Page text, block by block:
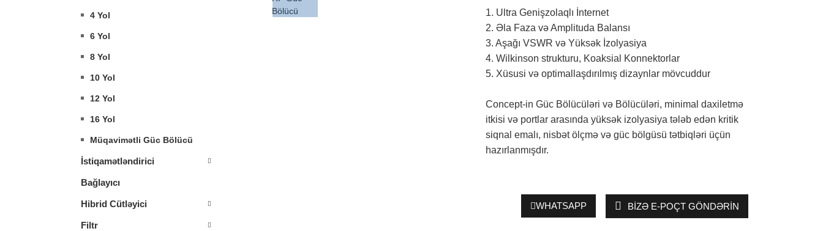
4 Yol
6 Yol
8 Yol
10 Yol
12 Yol
16 Yol
Müqavimətli Güc Bölücü
İstiqamətləndirici
Bağlayıcı
Hibrid Cütləyici
Filtr
1. Ultra Genişzolaqlı İnternet
2. Əla Faza və Amplituda Balansı
3. Aşağı VSWR və Yüksək İzolyasiya
4. Wilkinson strukturu, Koaksial Konnektorlar
5. Xüsusi və optimallaşdırılmış dizaynlar mövcuddur
Concept-in Güc Bölücüləri və Bölücüləri, minimal daxiletmə
itkisi və portlar arasında yüksək izolyasiya tələb edən kritik
siqnal emalı, nisbət ölçmə və güc bölgüsü tətbiqləri üçün
hazırlanmışdır.
WHATSAPP BIZƏ E-POÇT GÖNDƏRIN